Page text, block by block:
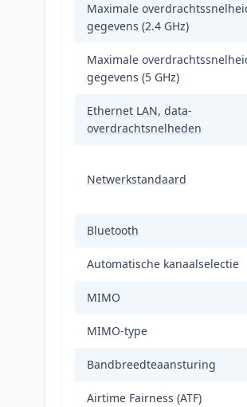
Maximale
gegevens (2.4 GHz)
Maximale
gegevens (5 GHz)
Ethernet LAN, data-
overdrachtsnelheden
Netwerkstandaard
Bluetooth
Automatische kanaalselectie
MIMO
MIMO-type
Bandbreedteaansturing
Airtime Fairness (ATF)